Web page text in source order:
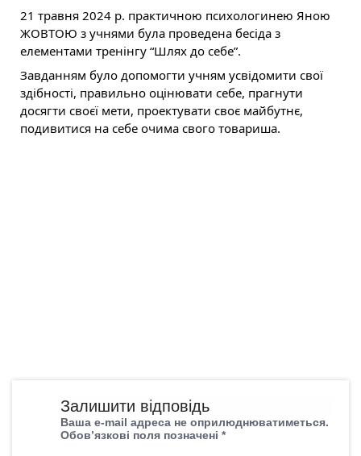
21 травня 2024 р. практичною психологинею Яною
ЖОВТОЮ з учнями була проведена бесіда з
елементами тренінгу “Шлях до себе”.
Завданням було допомогти учням усвідомити свої
здібності, правильно оцінювати себе, прагнути
досягти своєї мети, проектувати своє майбутнє,
подивитися на себе очима свого товариша.
Залишити відповідь
Ваша e-mail адреса не оприлюднюватиметься.
Обов’язкові поля позначені *